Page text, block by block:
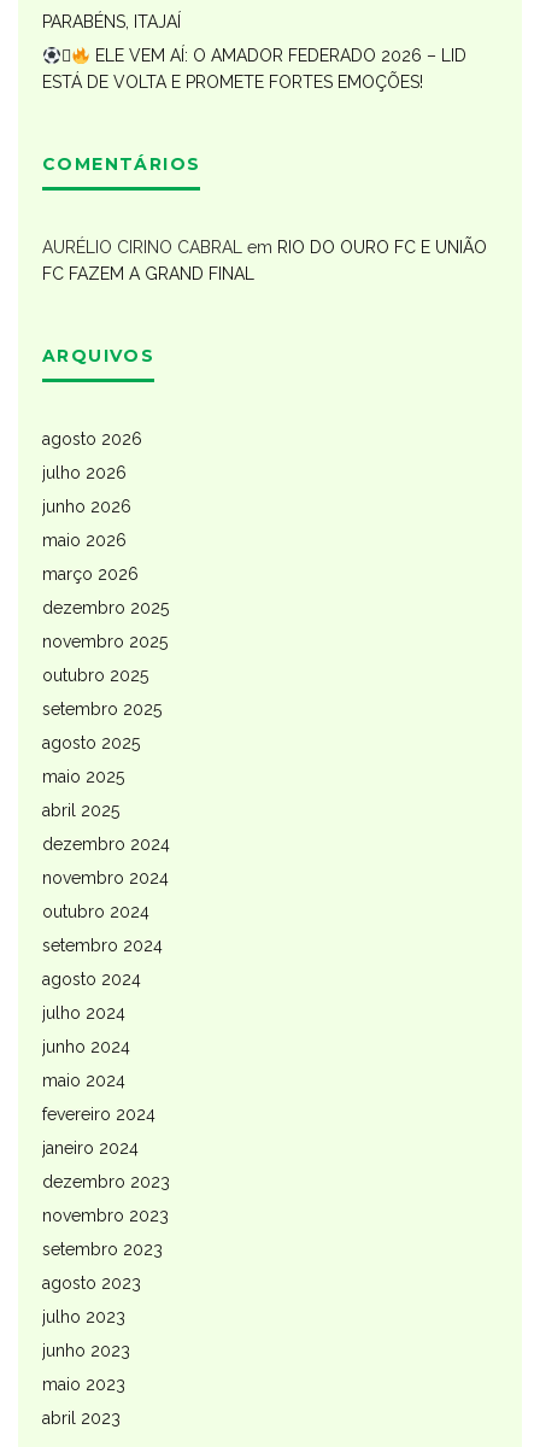
PARABÉNS, ITAJAÍ

ELE VEM AÍ: O AMADOR FEDERADO 2026 – LID
ESTÁ DE VOLTA E PROMETE FORTES EMOÇÕES!
COMENTÁRIOS
AURÉLIO CIRINO CABRAL em RIO DO OURO FC E UNIÃO
FC FAZEM A GRAND FINAL
ARQUIVOS
agosto 2026
julho 2026
junho 2026
maio 2026
março 2026
dezembro 2025
novembro 2025
outubro 2025
setembro 2025
agosto 2025
maio 2025
abril 2025
dezembro 2024
novembro 2024
outubro 2024
setembro 2024
agosto 2024
julho 2024
junho 2024
maio 2024
fevereiro 2024
janeiro 2024
dezembro 2023
novembro 2023
setembro 2023
agosto 2023
julho 2023
junho 2023
maio 2023
abril 2023